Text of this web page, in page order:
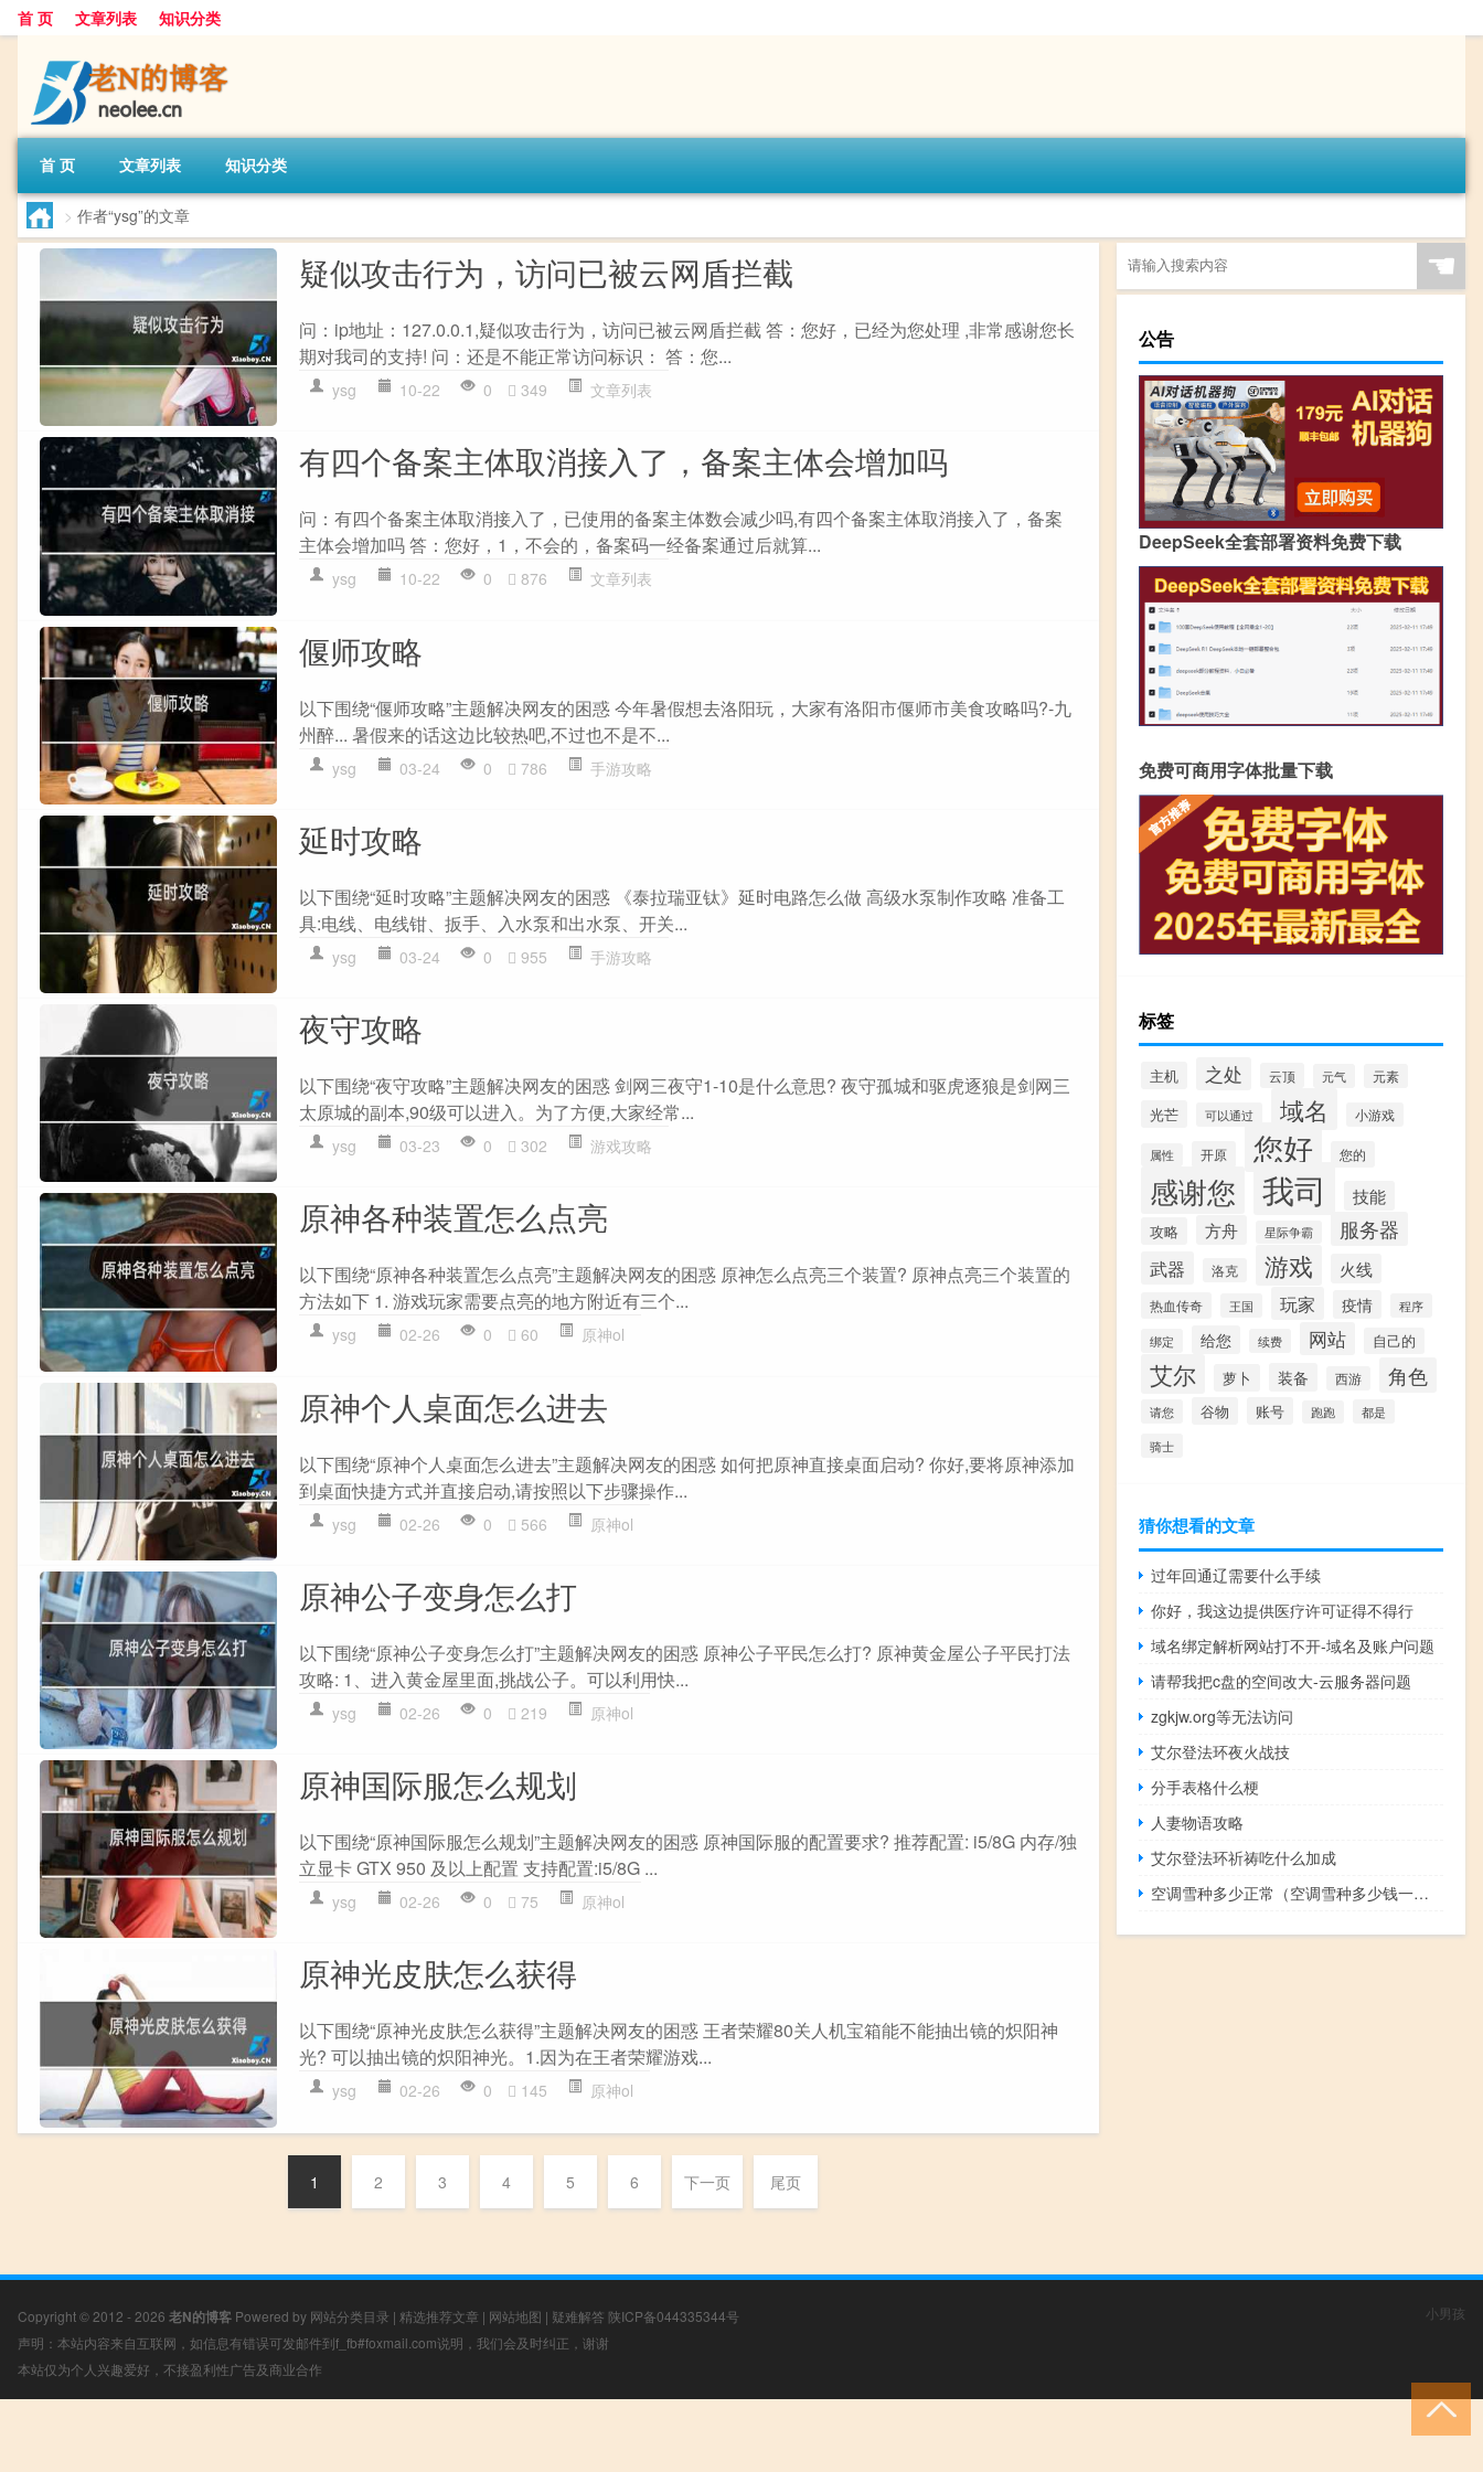
首 页 文章列表 知识分类
首 页 文章列表 知识分类
> 作者“ysg”的文章
疑似攻击行为，访问已被云网盾拦截
问：ip地址：127.0.0.1,疑似攻击行为，访问已被云网盾拦截 答：您好，已经为您处理 ,非常感谢您长
期对我司的支持! 问：还是不能正常访问标识： 答：您...
ysg 10-22 0 349 文章列表
有四个备案主体取消接入了，备案主体会增加吗
问：有四个备案主体取消接入了，已使用的备案主体数会减少吗,有四个备案主体取消接入了，备案
主体会增加吗 答：您好，1，不会的，备案码一经备案通过后就算...
ysg 10-22 0 876 文章列表
偃师攻略
以下围绕“偃师攻略”主题解决网友的困惑 今年暑假想去洛阳玩，大家有洛阳市偃师市美食攻略吗?-九
州醉... 暑假来的话这边比较热吧,不过也不是不...
ysg 03-24 0 786 手游攻略
延时攻略
以下围绕“延时攻略”主题解决网友的困惑 《泰拉瑞亚钛》延时电路怎么做 高级水泵制作攻略 准备工
具:电线、电线钳、扳手、入水泵和出水泵、开关...
ysg 03-24 0 955 手游攻略
夜守攻略
以下围绕“夜守攻略”主题解决网友的困惑 剑网三夜守1-10是什么意思? 夜守孤城和驱虎逐狼是剑网三
太原城的副本,90级可以进入。为了方便,大家经常...
ysg 03-23 0 302 游戏攻略
原神各种装置怎么点亮
以下围绕“原神各种装置怎么点亮”主题解决网友的困惑 原神怎么点亮三个装置? 原神点亮三个装置的
方法如下 1. 游戏玩家需要点亮的地方附近有三个...
ysg 02-26 0 60 原神ol
原神个人桌面怎么进去
以下围绕“原神个人桌面怎么进去”主题解决网友的困惑 如何把原神直接桌面启动? 你好,要将原神添加
到桌面快捷方式并直接启动,请按照以下步骤操作...
ysg 02-26 0 566 原神ol
原神公子变身怎么打
以下围绕“原神公子变身怎么打”主题解决网友的困惑 原神公子平民怎么打? 原神黄金屋公子平民打法
攻略: 1、进入黄金屋里面,挑战公子。可以利用快...
ysg 02-26 0 219 原神ol
原神国际服怎么规划
以下围绕“原神国际服怎么规划”主题解决网友的困惑 原神国际服的配置要求? 推荐配置: i5/8G 内存/独
立显卡 GTX 950 及以上配置 支持配置:i5/8G ...
ysg 02-26 0 75 原神ol
原神光皮肤怎么获得
以下围绕“原神光皮肤怎么获得”主题解决网友的困惑 王者荣耀80关人机宝箱能不能抽出镜的炽阳神
光? 可以抽出镜的炽阳神光。1.因为在王者荣耀游戏...
ysg 02-26 0 145 原神ol
1 2 3 4 5 6 下一页 尾页
☚
公告
DeepSeek全套部署资料免费下载
免费可商用字体批量下载
标签
主机 之处 云顶 元气 元素
光芒 可以通过 域名 小游戏
属性 开原 您好 您的
感谢您 我司 技能
攻略 方舟 星际争霸 服务器
武器 洛克 游戏 火线
热血传奇 王国 玩家 疫情
程序
绑定
给您 续费 网站 自己的
艾尔 萝卜 装备 西游 角色
请您 谷物 账号 跑跑
都是
骑士
猜你想看的文章
过年回通辽需要什么手续
你好，我这边提供医疗许可证得不得行
域名绑定解析网站打不开-域名及账户问题
请帮我把c盘的空间改大-云服务器问题
zgkjw.org等无法访问
艾尔登法环夜火战技
分手表格什么梗
人妻物语攻略
艾尔登法环祈祷吃什么加成
空调雪种多少正常（空调雪种多少钱一瓶）
Copyright © 2012 - 2026 老N的博客 Powered by 网站分类目录 | 精选推荐文章 | 网站地图 | 疑难解答 陕ICP备044335344号
声明：本站内容来自互联网，如信息有错误可发邮件到f_fb#foxmail.com说明，我们会及时纠正，谢谢
本站仅为个人兴趣爱好，不接盈利性广告及商业合作
小男孩